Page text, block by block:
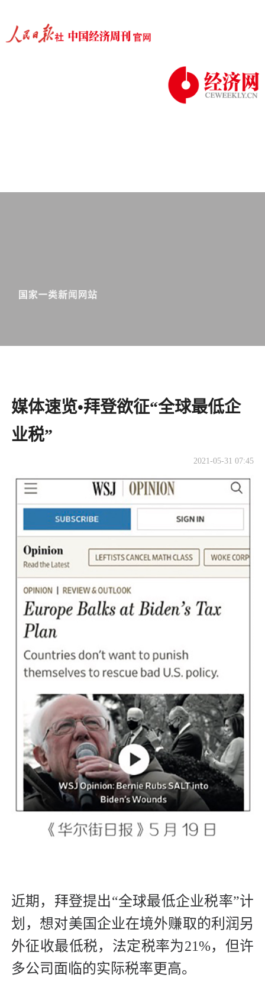
媒体速览•拜登欲征“全球最低企
业税”
2021-05-31 07:45
近期，拜登提出“全球最低企业税率”计
划，想对美国企业在境外赚取的利润另
外征收最低税，法定税率为21%，但许
多公司面临的实际税率更高。